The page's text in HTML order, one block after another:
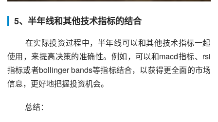
5、半年线和其他技术指标的结合
使用，来提高决策的准确性。例如，可以和macd指标、rsi
指标或者bollinger bands等指标结合，以获得更全面的市场
信息，更好地把握投资机会。
总结：